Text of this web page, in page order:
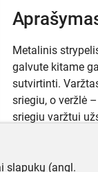
Metalinis
galvute kitame
sutvirtinti.
sriegiu, o veržlė
sriegiu varžtui
naudojo Vytas
slapukų (angl.